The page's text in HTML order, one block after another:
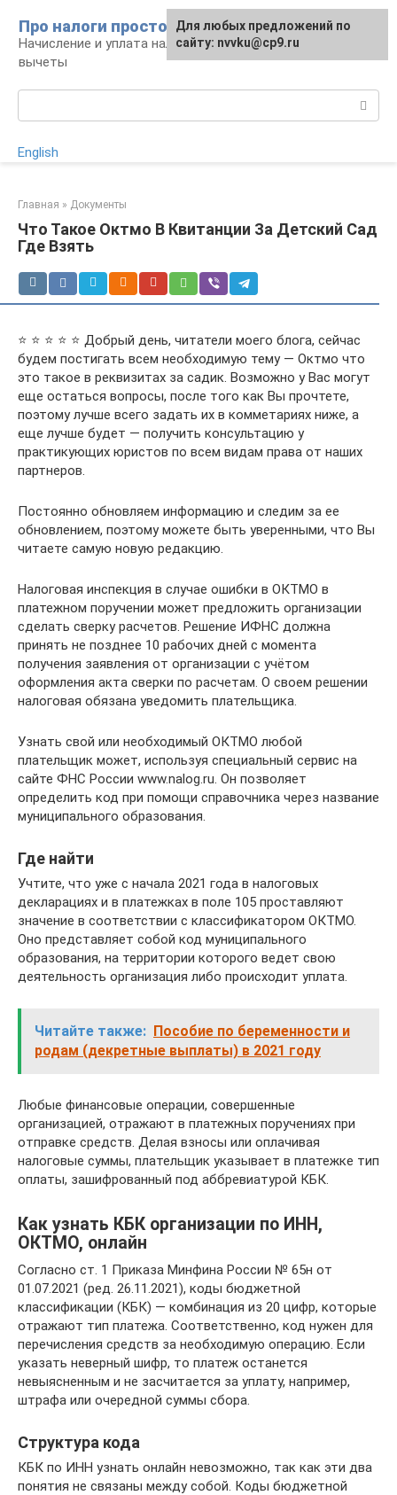
контенту
Про налоги просто
Начисление и уплата налогов, налоговые
вычеты
English
Главная » Документы
Что Такое Октмо В Квитанции За Детский Сад
Где Взять
⭐ ⭐ ⭐ ⭐ ⭐ Добрый день, читатели моего блога, сейчас
будем постигать всем необходимую тему — Октмо что
это такое в реквизитах за садик. Возможно у Вас могут
еще остаться вопросы, после того как Вы прочтете,
поэтому лучше всего задать их в комметариях ниже, а
еще лучше будет — получить консультацию у
практикующих юристов по всем видам права от наших
партнеров.
Постоянно обновляем информацию и следим за ее
обновлением, поэтому можете быть уверенными, что Вы
читаете самую новую редакцию.
Налоговая инспекция в случае ошибки в ОКТМО в
платежном поручении может предложить организации
сделать сверку расчетов. Решение ИФНС должна
принять не позднее 10 рабочих дней с момента
получения заявления от организации с учётом
оформления акта сверки по расчетам. О своем решении
налоговая обязана уведомить плательщика.
Узнать свой или необходимый ОКТМО любой
плательщик может, используя специальный сервис на
сайте ФНС России www.nalog.ru. Он позволяет
определить код при помощи справочника через название
муниципального образования.
Где найти
Учтите, что уже с начала 2021 года в налоговых
декларациях и в платежках в поле 105 проставляют
значение в соответствии с классификатором ОКТМО.
Оно представляет собой код муниципального
образования, на территории которого ведет свою
деятельность организация либо происходит уплата.
Читайте также: Пособие по беременности и
родам (декретные выплаты) в 2021 году
Любые финансовые операции, совершенные
организацией, отражают в платежных поручениях при
отправке средств. Делая взносы или оплачивая
налоговые суммы, плательщик указывает в платежке тип
оплаты, зашифрованный под аббревиатурой КБК.
Как узнать КБК организации по ИНН,
ОКТМО, онлайн
Согласно ст. 1 Приказа Минфина России № 65н от
01.07.2021 (ред. 26.11.2021), коды бюджетной
классификации (КБК) — комбинация из 20 цифр, которые
отражают тип платежа. Соответственно, код нужен для
перечисления средств за необходимую операцию. Если
указать неверный шифр, то платеж останется
невыясненным и не засчитается за уплату, например,
штрафа или очередной суммы сбора.
Структура кода
КБК по ИНН узнать онлайн невозможно, так как эти два
понятия не связаны между собой. Коды бюджетной
Для любых предложений по
сайту: nvvku@cp9.ru